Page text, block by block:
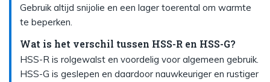
Gebruik altijd snijolie en een lager toerental om warmte
te beperken.
Wat is het verschil tussen HSS-R en HSS-G?
HSS-R is rolgewalst en voordelig voor algemeen gebruik.
HSS-G is geslepen en daardoor nauwkeuriger en rustiger